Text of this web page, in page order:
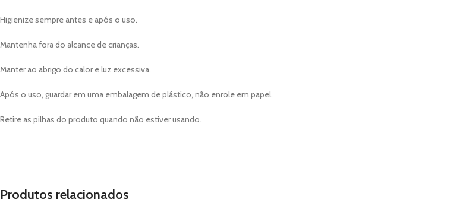
Higienize sempre antes e após o uso.
Mantenha fora do alcance de crianças.
Manter ao abrigo do calor e luz excessiva.
Após o uso, guardar em uma embalagem de plástico, não enrole em papel.
Retire as pilhas do produto quando não estiver usando.
Produtos relacionados